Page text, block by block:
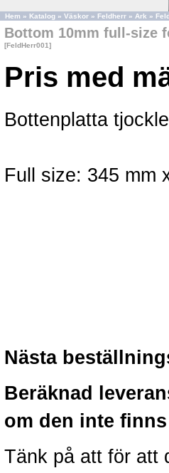
Hem » Katalog » Väskor » Feldherr » Ark »
Bottom 10mm full-size
[FeldHerr001]
Pris med
Bottenplatta
Full size: 345 mm
Nästa
Beräknad
om den inte
Tänk på att för att